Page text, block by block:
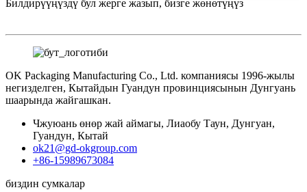
Билдирүүңүздү бул жерге жазып, бизге жөнөтүңүз
OK Packaging Manufacturing Co., Ltd. компаниясы 1996-жылы
негизделген, Кытайдын Гуандун провинциясынын Дунгуань
шаарында жайгашкан.
Чжуюань өнөр жай аймагы, Лиаобу Таун, Дунгуан,
Гуандун, Кытай
ok21@gd-okgroup.com
+86-15989673084
биздин сумкалар